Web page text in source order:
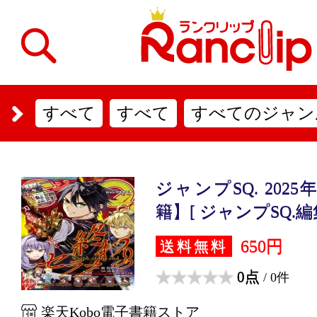
すべて すべて すべてのジャ
ジャンプSQ. 2025
籍】[ ジャンプSQ.編
送料無料 650円
0点 / 0件
楽天Kobo電子書籍ストア